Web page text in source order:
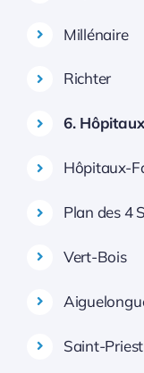
Millénaire
Richter
6.
Hôpitaux-
Plan des 4
Vert-Bois
Saint-Priest